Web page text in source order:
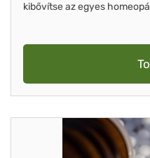
kibővítse az egyes